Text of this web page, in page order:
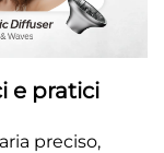
e pratici
preciso,